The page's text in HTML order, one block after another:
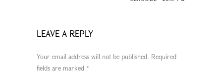
LEAVE A REPLY
Your email address will not be published. Required
fields are marked *